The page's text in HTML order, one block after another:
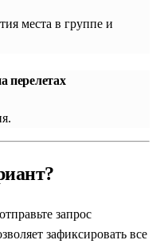
места в группе и
перелетах
запрос
зафиксировать все